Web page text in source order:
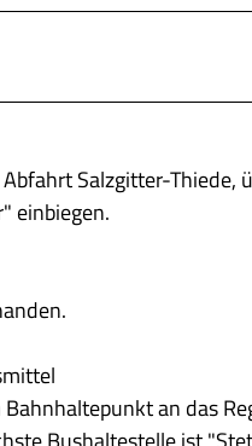
Salzgitter-
einbiegen.
an das